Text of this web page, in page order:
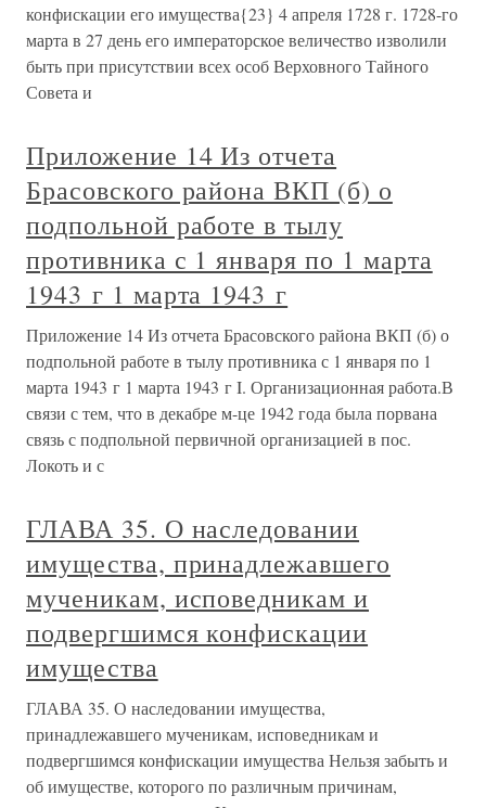
конфискации его имущества{23} 4 апреля 1728 г. 1728-го
марта в 27 день его императорское величество изволили
быть при присутствии всех особ Верховного Тайного
Совета и
Приложение 14 Из отчета
Брасовского района ВКП (б) о
подпольной работе в тылу
противника с 1 января по 1 марта
1943 г 1 марта 1943 г
Приложение 14 Из отчета Брасовского района ВКП (б) о
подпольной работе в тылу противника с 1 января по 1
марта 1943 г 1 марта 1943 г I. Организационная работа.В
связи с тем, что в декабре м-це 1942 года была порвана
связь с подпольной первичной организацией в пос.
Локоть и с
ГЛАВА 35. О наследовании
имущества, принадлежавшего
мученикам, исповедникам и
подвергшимся конфискации
имущества
ГЛАВА 35. О наследовании имущества,
принадлежавшего мученикам, исповедникам и
подвергшимся конфискации имущества Нельзя забыть и
об имуществе, которого по различным причинам,